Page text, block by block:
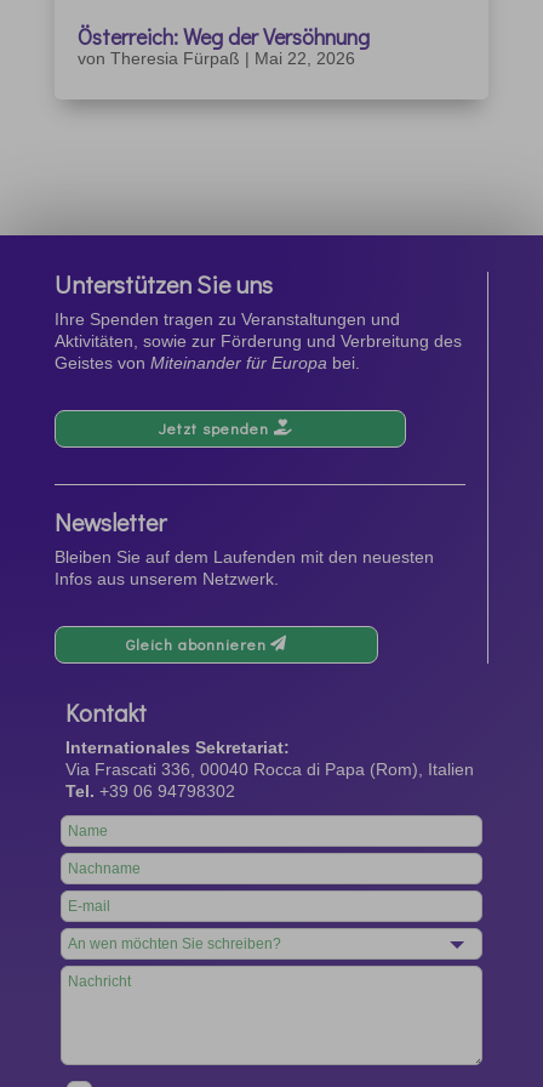
Österreich: Weg der Versöhnung
von Theresia Fürpaß | Mai 22, 2026
Unterstützen Sie uns
Ihre Spenden tragen zu Veranstaltungen und
Aktivitäten, sowie zur Förderung und Verbreitung des
Geistes von Miteinander für Europa bei.
Jetzt spenden
Newsletter
Bleiben Sie auf dem Laufenden mit den neuesten
Infos aus unserem Netzwerk.
Gleich abonnieren
Kontakt
Internationales Sekretariat:
Via Frascati 336, 00040 Rocca di Papa (Rom), Italien
Tel. +39 06 94798302
Leave
this
field
blank